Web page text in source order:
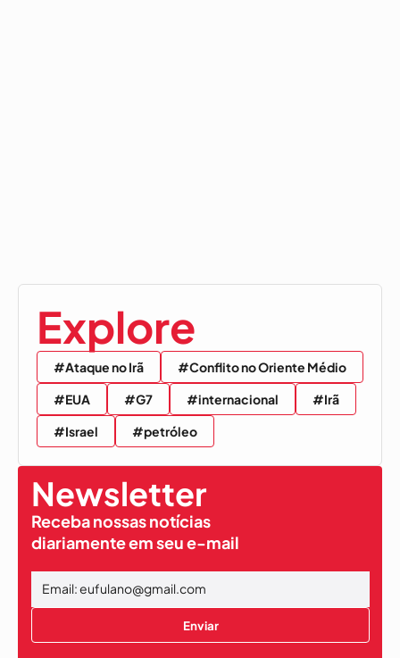
Explore
#Ataque no Irã
#Conflito no Oriente Médio
#EUA
#G7 #internacional
#Irã
#Israel
#petróleo
Newsletter
Receba nossas notícias
diariamente em seu e-mail
Enviar